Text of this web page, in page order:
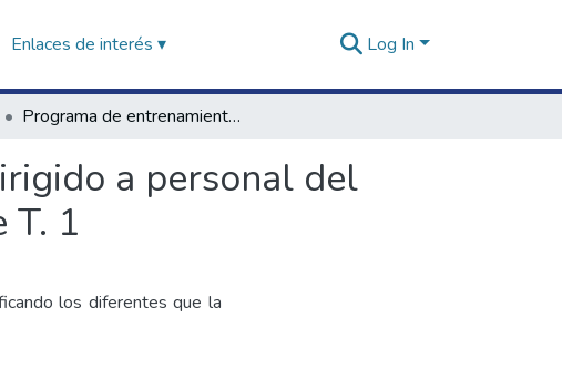
Enlaces de interés ▾ Log In
Programa de entrenamiento en salud pública dirigido a personal del servicio militar voluntario: Guía del participante T. 1
a personal del
T. 1
los diferentes que la